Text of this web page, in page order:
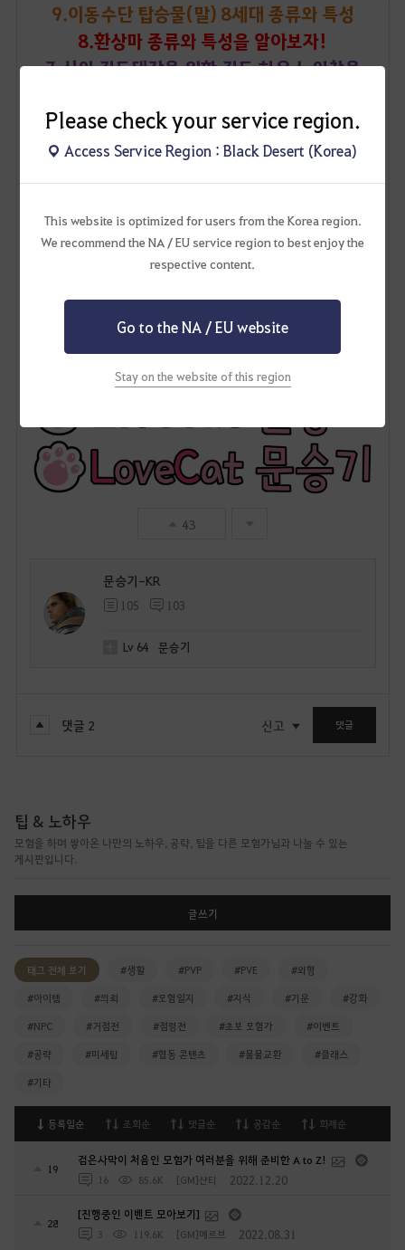
Please check your service region.
Access Service Region : Black Desert (Korea)
This website is optimized for users from the Korea region.
We recommend the NA / EU service region to best enjoy the
respective content.
Go to the NA / EU website
Stay on the website of this region
9.이동수단 탑승물(말) 8세대 종류와 특성
8.환상마 종류와 특성을 알아보자!
7.신임 길드대장을 위한 길드 하우스 입찰을
6.생태 지식 S작을 해보자!(아이템 획득확률
20% 영구증가)
라인과 그외 여러팁들
3.3대 보물 중 '라피 베드마운틴의 개량형
보자!
1.칼슈타인 의상(펄 의상) 만들어 보자!
43
문승기-KR
105 103
Lv 64 문승기
댓글 2 신고 댓글
팁 & 노하우
모험을 하며 쌓아온 나만의 노하우, 공략, 팁을 다른 모험가님과 나눌 수 있는
게시판입니다.
글쓰기
태그 전체 보기 #생활 #PVP #PVE #외형
#아이템 #의뢰 #모험일지 #지식 #기운 #강화
#NPC #거점전 #점령전 #초보 모험가 #이벤트
#공략 #미세팁 #협동 콘텐츠 #물물교환 #클래스
#기타
등록일순 조회순 댓글순 공감순 화제순
19
검은사막이 처음인 모험가 여러분을 위해 준비한 A to Z!
16 85.6K [GM]샨티 2022.12.20
28
[진행중인 이벤트 모아보기]
3 119.6K [GM]메르브 2022.08.31